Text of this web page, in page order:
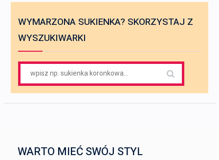
WYMARZONA SUKIENKA? SKORZYSTAJ Z
WYSZUKIWARKI
WARTO MIEĆ SWÓJ STYL